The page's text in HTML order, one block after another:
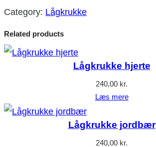
Category: Lågkrukke
Related products
Lågkrukke hjerte
240,00 kr.
Læs mere
Lågkrukke jordbær
240,00 kr.